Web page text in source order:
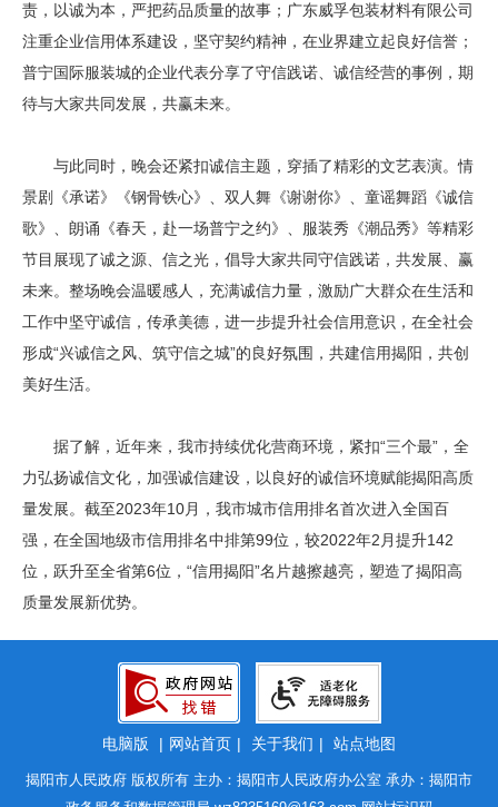
责，以诚为本，严把药品质量的故事；广东威孚包装材料有限公司
注重企业信用体系建设，坚守契约精神，在业界建立起良好信誉；
普宁国际服装城的企业代表分享了守信践诺、诚信经营的事例，期
待与大家共同发展，共赢未来。
与此同时，晚会还紧扣诚信主题，穿插了精彩的文艺表演。情
景剧《承诺》《钢骨铁心》、双人舞《谢谢你》、童谣舞蹈《诚信
歌》、朗诵《春天，赴一场普宁之约》、服装秀《潮品秀》等精彩
节目展现了诚之源、信之光，倡导大家共同守信践诺，共发展、赢
未来。整场晚会温暖感人，充满诚信力量，激励广大群众在生活和
工作中坚守诚信，传承美德，进一步提升社会信用意识，在全社会
形成“兴诚信之风、筑守信之城”的良好氛围，共建信用揭阳，共创
美好生活。
据了解，近年来，我市持续优化营商环境，紧扣“三个最”，全
力弘扬诚信文化，加强诚信建设，以良好的诚信环境赋能揭阳高质
量发展。截至2023年10月，我市城市信用排名首次进入全国百
强，在全国地级市信用排名中排第99位，较2022年2月提升142
位，跃升至全省第6位，“信用揭阳”名片越擦越亮，塑造了揭阳高
质量发展新优势。
电脑版 | 网站首页 | 关于我们 | 站点地图
揭阳市人民政府 版权所有 主办：揭阳市人民政府办公室 承办：揭阳市